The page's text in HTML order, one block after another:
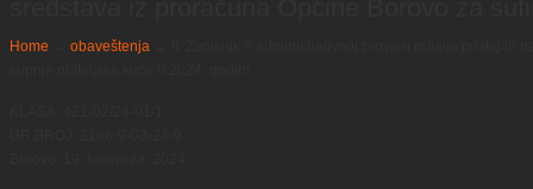
Home obaveštenja